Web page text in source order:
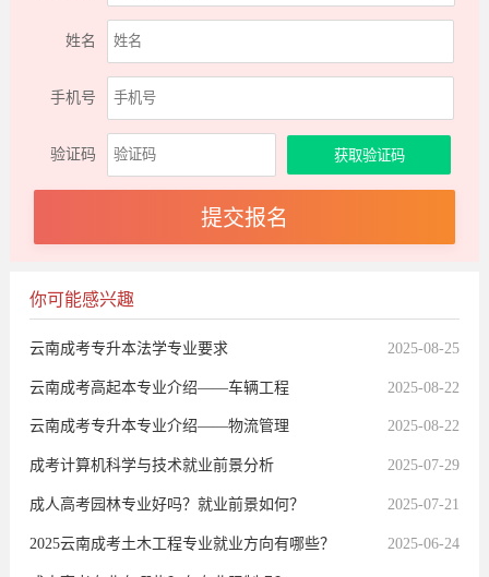
姓名
手机号
验证码
你可能感兴趣
云南成考专升本法学专业要求 2025-08-25
云南成考高起本专业介绍——车辆工程 2025-08-22
云南成考专升本专业介绍——物流管理 2025-08-22
成考计算机科学与技术就业前景分析 2025-07-29
成人高考园林专业好吗？就业前景如何？ 2025-07-21
​​2025云南成考土木工程专业就业方向有哪些？​​ 2025-06-24